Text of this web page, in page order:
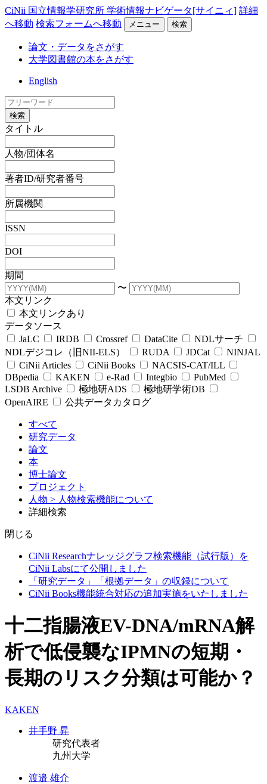
CiNii 国立情報学研究所 学術情報ナビゲータ[サイニィ] 詳細
へ移動 検索フォームへ移動 メニュー 検索
論文・データをさがす
大学図書館の本をさがす
English
検索
タイトル
人物/団体名
著者ID/研究者番号
所属機関
ISSN
DOI
期間
〜
本文リンク
本文リンクあり
データソース
JaLC
IRDB Crossref DataCite
NDLサーチ
NDLデジコレ（旧NII-ELS）
RUDA JDCat
NINJAL
CiNii Articles
CiNii Books
NACSIS-CAT/ILL
DBpedia
KAKEN e-Rad Integbio
PubMed
LSDB Archive
極地研ADS
極地研学術DB
OpenAIRE
公共データカタログ
すべて
研究データ
論文
本
博士論文
プロジェクト
人物 > 人物検索機能について
詳細検索
閉じる
CiNii Researchナレッジグラフ検索機能（試行版）を
CiNii Labsにて公開しました
「研究データ」「根拠データ」の収録について
CiNii Books機能統合対応の追加実施をいたしました
十二指腸液EV-DNA/mRNA解
析で低侵襲なIPMNの短期・
長期のリスク分類は可能か？
KAKEN
井手野 昇
研究代表者
九州大学
渡邉 雄介